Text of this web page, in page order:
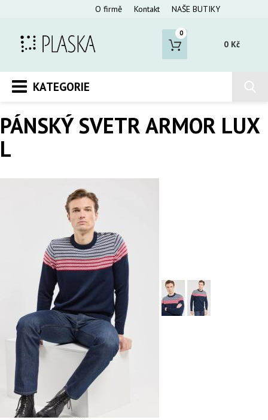
O firmě Kontakt NAŠE BUTIKY
0
0 Kč
KATEGORIE
PÁNSKÝ SVETR ARMOR LUX
L